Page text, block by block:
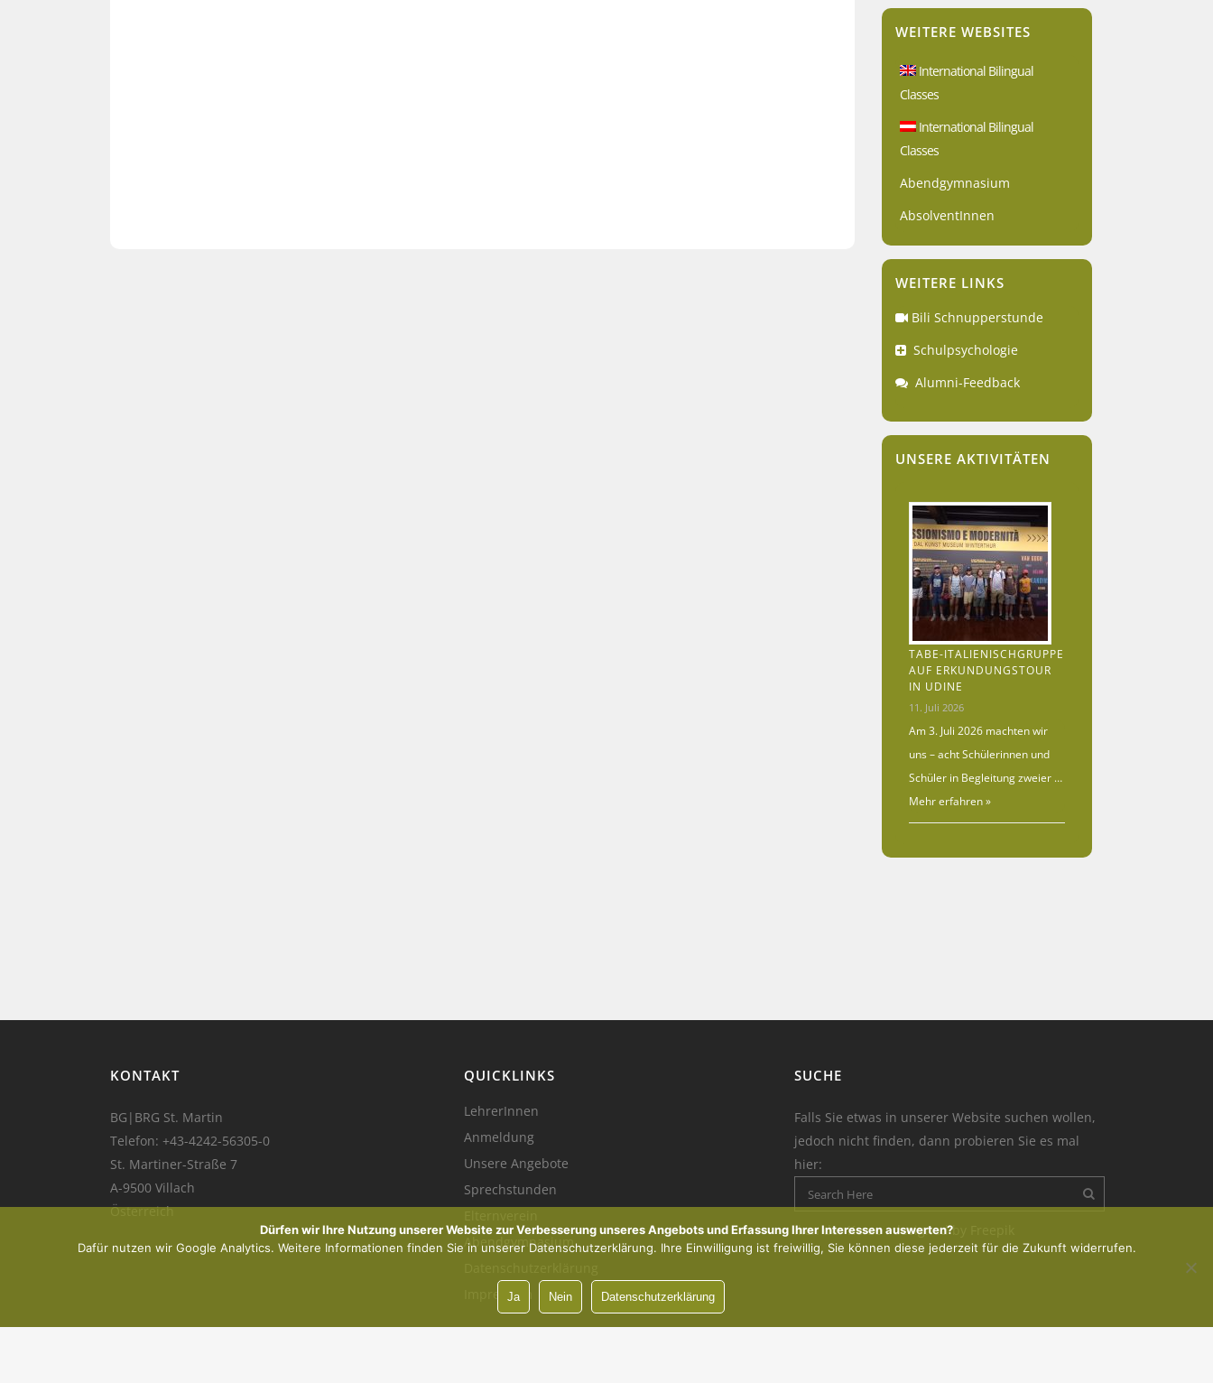
WEITERE WEBSITES
International Bilingual
Classes
International Bilingual
Classes
Abendgymnasium
AbsolventInnen
WEITERE LINKS
Bili Schnupperstunde
Schulpsychologie
Alumni-Feedback
UNSERE AKTIVITÄTEN
TABE-ITALIENISCHGRUPPE
AUF ERKUNDUNGSTOUR
IN UDINE
11. Juli 2026
Am 3. Juli 2026 machten wir
uns – acht Schülerinnen und
Schüler in Begleitung zweier …
Mehr erfahren »
KONTAKT
BG|BRG St. Martin
Telefon: +43-4242-56305-0
St. Martiner-Straße 7
A-9500 Villach
Österreich
QUICKLINKS
LehrerInnen
Anmeldung
Unsere Angebote
Sprechstunden
Abendgymnasium
Impressum
SUCHE
Falls Sie etwas in unserer Website suchen wollen,
jedoch nicht finden, dann probieren Sie es mal
hier:
Ikon der Kerze : designed by Freepik
Dürfen wir Ihre Nutzung unserer Website zur Verbesserung unseres Angebots und Erfassung Ihrer Interessen auswerten?
Dafür nutzen wir Google Analytics. Weitere Informationen finden Sie in unserer Datenschutzerklärung. Ihre Einwilligung ist freiwillig, Sie können diese jederzeit für die Zukunft widerrufen.
Ja Nein Datenschutzerklärung